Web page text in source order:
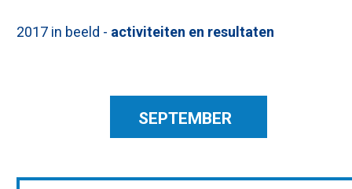
2017 in beeld - activiteiten en resultaten
SEPTEMBER